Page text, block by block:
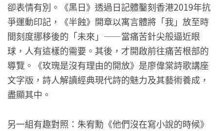
卻表情有別。《黑日》透過日記體鑿刻香港2019年抗
爭運動印記，《半蝕》開章以寓言體將「我」放至時
間刻度挪移後的「未來」——當痛苦針尖般逼近眼
球，人有這樣的需要。其後，才開啟前往痛苦根部的
導覽。《玫瑰是沒有理由的開放》是廖偉棠詩歌講座
文字版，詩人解讀經典現代詩的魅力及其藝術養成，
盡顯其中。
另一組有趣對照：朱宥勳《他們沒在寫小說的時候》